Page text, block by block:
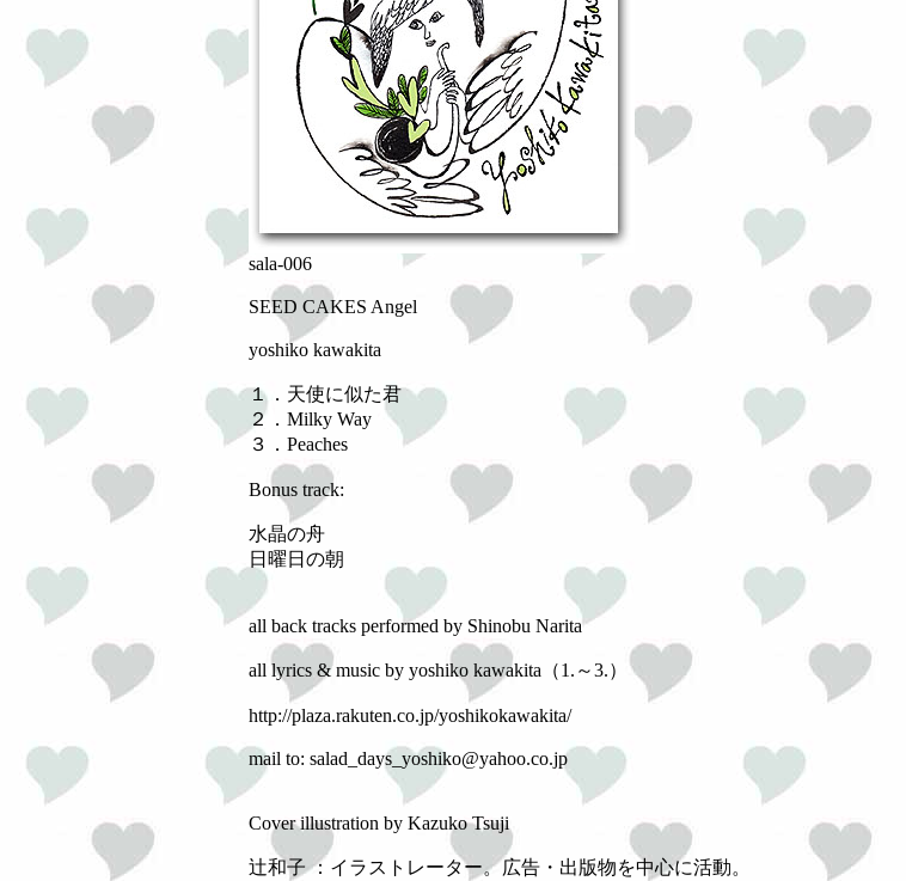
sala-006
SEED CAKES Angel
yoshiko kawakita
１．天使に似た君
２．Milky Way
３．Peaches
Bonus track:
水晶の舟
日曜日の朝
all back tracks performed by Shinobu Narita
all lyrics & music by yoshiko kawakita（1.～3.）
http://plaza.rakuten.co.jp/yoshikokawakita/
mail to: salad_days_yoshiko@yahoo.co.jp
Cover illustration by Kazuko Tsuji
辻和子 ：イラストレーター。広告・出版物を中心に活動。